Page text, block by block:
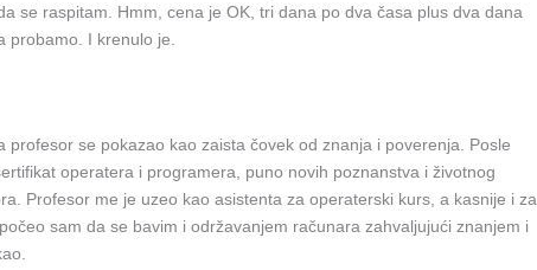
se raspitam. Hmm, cena je OK, tri dana po dva časa plus dva dana
probamo. I krenulo je.
profesor se pokazao kao zaista čovek od znanja i poverenja. Posle
operatera i programera, puno novih poznanstva i životnog
Profesor me je uzeo kao asistenta za operaterski kurs, a kasnije i za
sam da se bavim i održavanjem računara zahvaljujući znanjem i